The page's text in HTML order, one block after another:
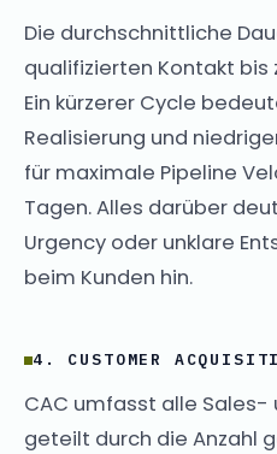
Die durchschnittliche
qualifizierten Kontakt
Ein kürzerer Cycle
Realisierung und
für maximale Pipeline
Tagen. Alles darüber
Urgency oder unklare
beim Kunden hin.
4. CUSTOMER
CAC umfasst alle
geteilt durch die Anzahl